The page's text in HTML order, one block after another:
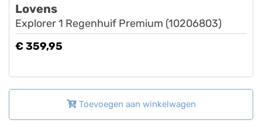
Lovens
Explorer 1 Regenhuif Premium (10206803)
€ 359,95
Toevoegen aan winkelwagen